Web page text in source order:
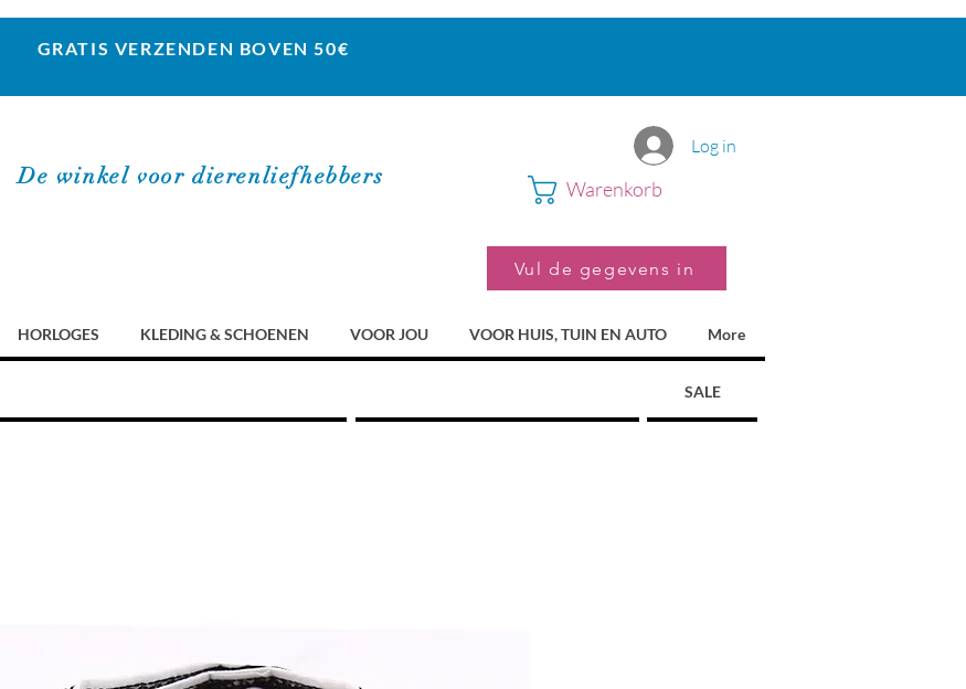
GRATIS VERZENDEN BOVEN 50€
De winkel voor dierenliefhebbers
Log in
Warenkorb
Vul de gegevens in
HORLOGES KLEDING & SCHOENEN VOOR JOU VOOR HUIS, TUIN EN AUTO More
SALE